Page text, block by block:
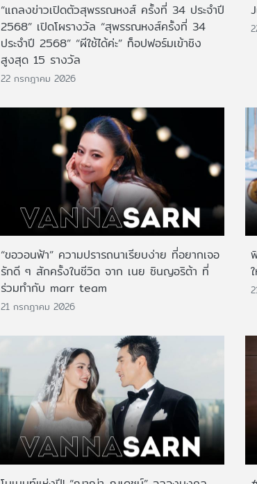
“แถลงข่าวเปิดตัวสุพรรณหงส์ ครั้งที่ 34 ประจำปี
2568” เปิดโผรางวัล “สุพรรณหงส์ครั้งที่ 34
ประจำปี 2568” “ผีใช้ได้ค่ะ” ท็อปฟอร์มเข้าชิง
สูงสุด 15 รางวัล
22 กรกฎาคม 2026
“ขอวอนฟ้า” ความปรารถนาเรียบง่าย ที่อยากเจอ
รักดี ๆ สักครั้งในชีวิต จาก เนย ซินญอริต้า ที่
ร่วมทำกับ marr team
21 กรกฎาคม 2026